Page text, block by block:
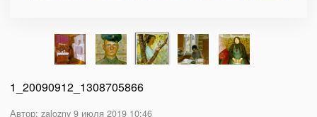
1_20090912_1308705866
Автор: zalozny 9 июля 2019 10:46